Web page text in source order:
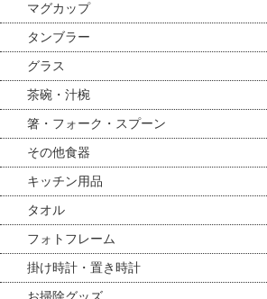
マグカップ
タンブラー
グラス
茶碗・汁椀
箸・フォーク・スプーン
その他食器
キッチン用品
タオル
フォトフレーム
掛け時計・置き時計